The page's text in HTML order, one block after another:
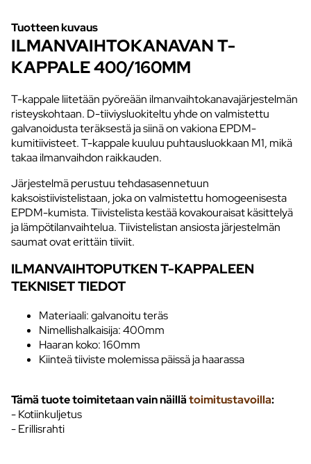
Tuotteen kuvaus
ILMANVAIHTOKANAVAN T-
KAPPALE 400/160MM
T-kappale liitetään pyöreään ilmanvaihtokanavajärjestelmän
risteyskohtaan. D-tiiviysluokiteltu yhde on valmistettu
galvanoidusta teräksestä ja siinä on vakiona EPDM-
kumitiivisteet. T-kappale kuuluu puhtausluokkaan M1, mikä
takaa ilmanvaihdon raikkauden.
Järjestelmä perustuu tehdasasennetuun
kaksoistiivistelistaan, joka on valmistettu homogeenisesta
EPDM-kumista. Tiivistelista kestää kovakouraisat käsittelyä
ja lämpötilanvaihtelua. Tiivistelistan ansiosta järjestelmän
saumat ovat erittäin tiiviit.
ILMANVAIHTOPUTKEN T-KAPPALEEN
TEKNISET TIEDOT
Materiaali: galvanoitu teräs
Nimellishalkaisija: 400mm
Haaran koko: 160mm
Kiinteä tiiviste molemissa päissä ja haarassa
Tämä tuote toimitetaan vain näillätoimitustavoilla:
- Kotiinkuljetus
- Erillisrahti